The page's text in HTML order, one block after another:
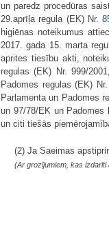
un paredz procedūras
29.aprīļa regula (EK) Nr.
higiēnas noteikumus
2017. gada 15. marta
aprites tiesību akti,
regulas (EK) Nr. 999/
Padomes regulas (EK)
Parlamenta un Padomes
un 97/78/EK un Padomes
un citi tiešās
(2) Ja Saeimas
(Ar grozījumiem, kas izdarīti